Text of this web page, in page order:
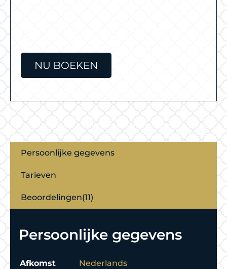
NU BOEKEN
Persoonlijke gegevens
Tarieven
Beoordelingen(11)
Persoonlijke gegevens
Afkomst
Nederlands